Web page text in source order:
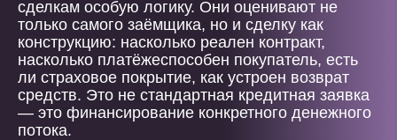
сделкам особую логику. Они оценивают не
только самого заёмщика, но и сделку как
конструкцию: насколько реален контракт,
насколько платёжеспособен покупатель, есть
ли страховое покрытие, как устроен возврат
средств. Это не стандартная кредитная заявка
— это финансирование конкретного денежного
потока.